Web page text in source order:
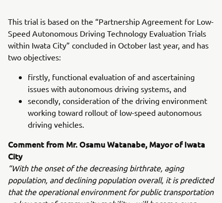
This trial is based on the “Partnership Agreement for Low-
Speed Autonomous Driving Technology Evaluation Trials
within Iwata City” concluded in October last year, and has
two objectives:
firstly, functional evaluation of and ascertaining
issues with autonomous driving systems, and
secondly, consideration of the driving environment
working toward rollout of low-speed autonomous
driving vehicles.
Comment from Mr. Osamu Watanabe, Mayor of Iwata
City
“With the onset of the decreasing birthrate, aging
population, and declining population overall, it is predicted
that the operational environment for public transportation